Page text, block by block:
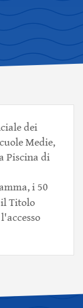
dei
Medie,
Piscina di
i 50
Titolo